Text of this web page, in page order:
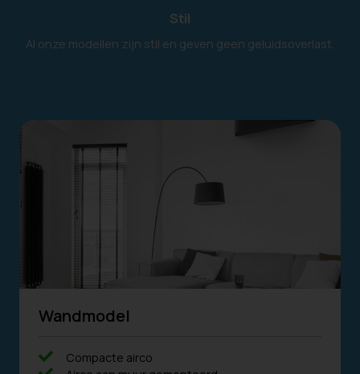
Stil
Al onze modellen zijn stil en geven geen geluidsoverlast.
Wandmodel
Compacte airco